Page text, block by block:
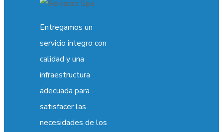
Entregamos un
servicio integro con
calidad y una
infraestructura
adecuada para
satisfacer las
necesidades de los